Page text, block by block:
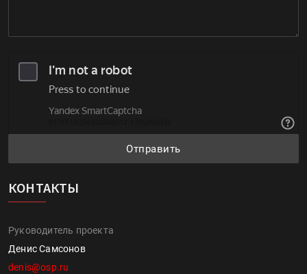
Отправить
КОНТАКТЫ
Руководитель проекта
Денис Самсонов
denis@osp.ru